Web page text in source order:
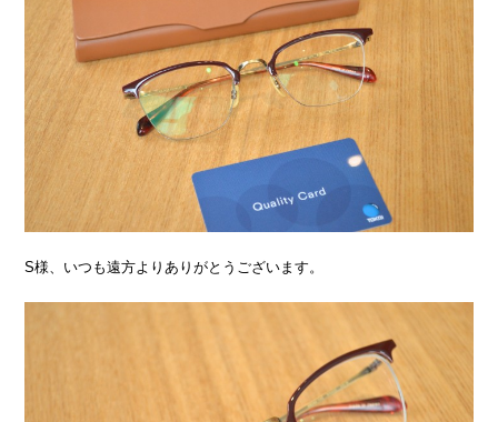
S様、いつも遠方よりありがとうございます。